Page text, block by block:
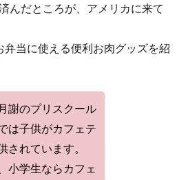
んだところが、アメリカに来て
当に使える便利お肉グッズを紹
謝のプリスクール
は子供がカフェテ
されています。
小学生ならカフェ